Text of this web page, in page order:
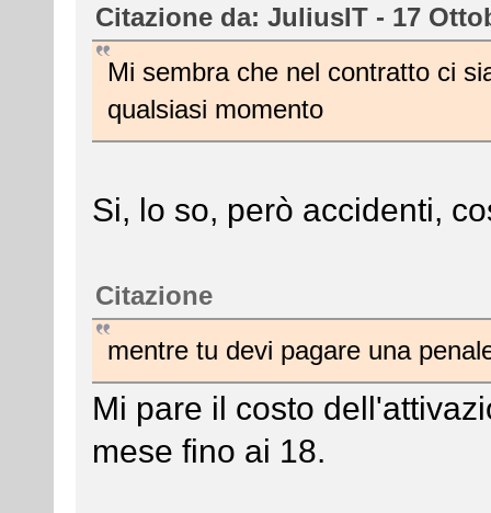
Citazione da: JuliusIT - 17
Mi sembra che nel contratto ci
qualsiasi momento
Si, lo so, però accidenti,
Citazione
mentre tu devi pagare una
Mi pare il costo
mese fino ai 18.